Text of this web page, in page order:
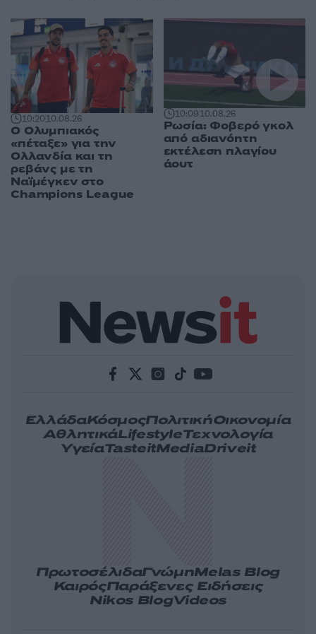
10:2010.08.26
Ο Ολυμπιακός
«πέταξε» για την
Ολλανδία και τη
ρεβάνς με τη
Ναϊμέγκεν στο
Champions League
10:0910.08.26
Ρωσία: Φοβερό γκολ
από αδιανόητη
εκτέλεση πλαγίου
άουτ
ΕλλάδαΚόσμοςΠολιτικήΟικονομία
ΑθλητικάLifestyleΤεχνολογία
ΥγείαTasteitMediaDriveit
ΠρωτοσέλιδαΓνώμηMelas Blog
ΚαιρόςΠαράξενες Ειδήσεις
Nikos BlogVideos